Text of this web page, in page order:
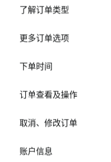
了解订单类型
更多订单选项
下单时间
订单查看及操作
取消、修改订单
账户信息